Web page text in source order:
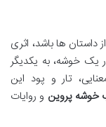
ها باشد، اثری
یک خوشه، به یکدیگر
تار و پود این
خوشه پروین و روایات